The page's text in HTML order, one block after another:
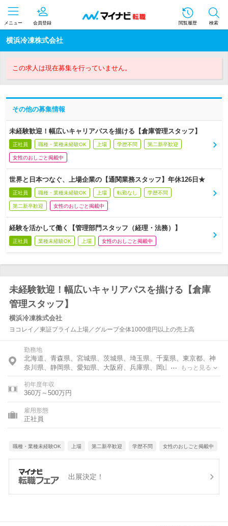
メニュー 会員登録 閲覧履歴 検索
横浜冷凍株式会社
この求人は現在募集を行っていません。
その他の募集情報
未経験歓迎！幅広いキャリアパスを描ける【倉庫管理スタッフ】
正社員 職種・業種未経験OK 上場 学歴不問 第二新卒歓迎
女性のおしごと掲載中
世界と日本つなぐ、上場企業の【通関業務スタッフ】年休126日★
正社員 職種・業種未経験OK 上場 転勤なし 学歴不問
第二新卒歓迎 女性のおしごと掲載中
経験を活かして働く【管理部門スタッフ（経理・法務）】
正社員 業種未経験OK 上場 女性のおしごと掲載中
未経験歓迎！幅広いキャリアパスを描ける【倉庫
管理スタッフ】
横浜冷凍株式会社
ヨコレイ／東証プライム上場／グループ全体1000億円以上の売上高
勤務地
北海道、青森県、宮城県、茨城県、埼玉県、千葉県、東京都、神
奈川県、静岡県、愛知県、大阪府、兵庫県、岡山県、福岡県、佐
賀県、長崎県、宮崎県、鹿児島県
もっと見る
初年度年収
360万～500万円
雇用形態
正社員
職種・業種未経験OK 上場 第二新卒歓迎 学歴不問 女性のおしごと掲載中
出展決定！